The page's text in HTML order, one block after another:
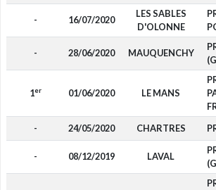
- 16/07/2020
LES SABLES
D'OLONNE
- 28/06/2020 MAUQUENCHY
1er 01/06/2020 LE MANS
- 24/05/2020 CHARTRES
- 08/12/2019 LAVAL